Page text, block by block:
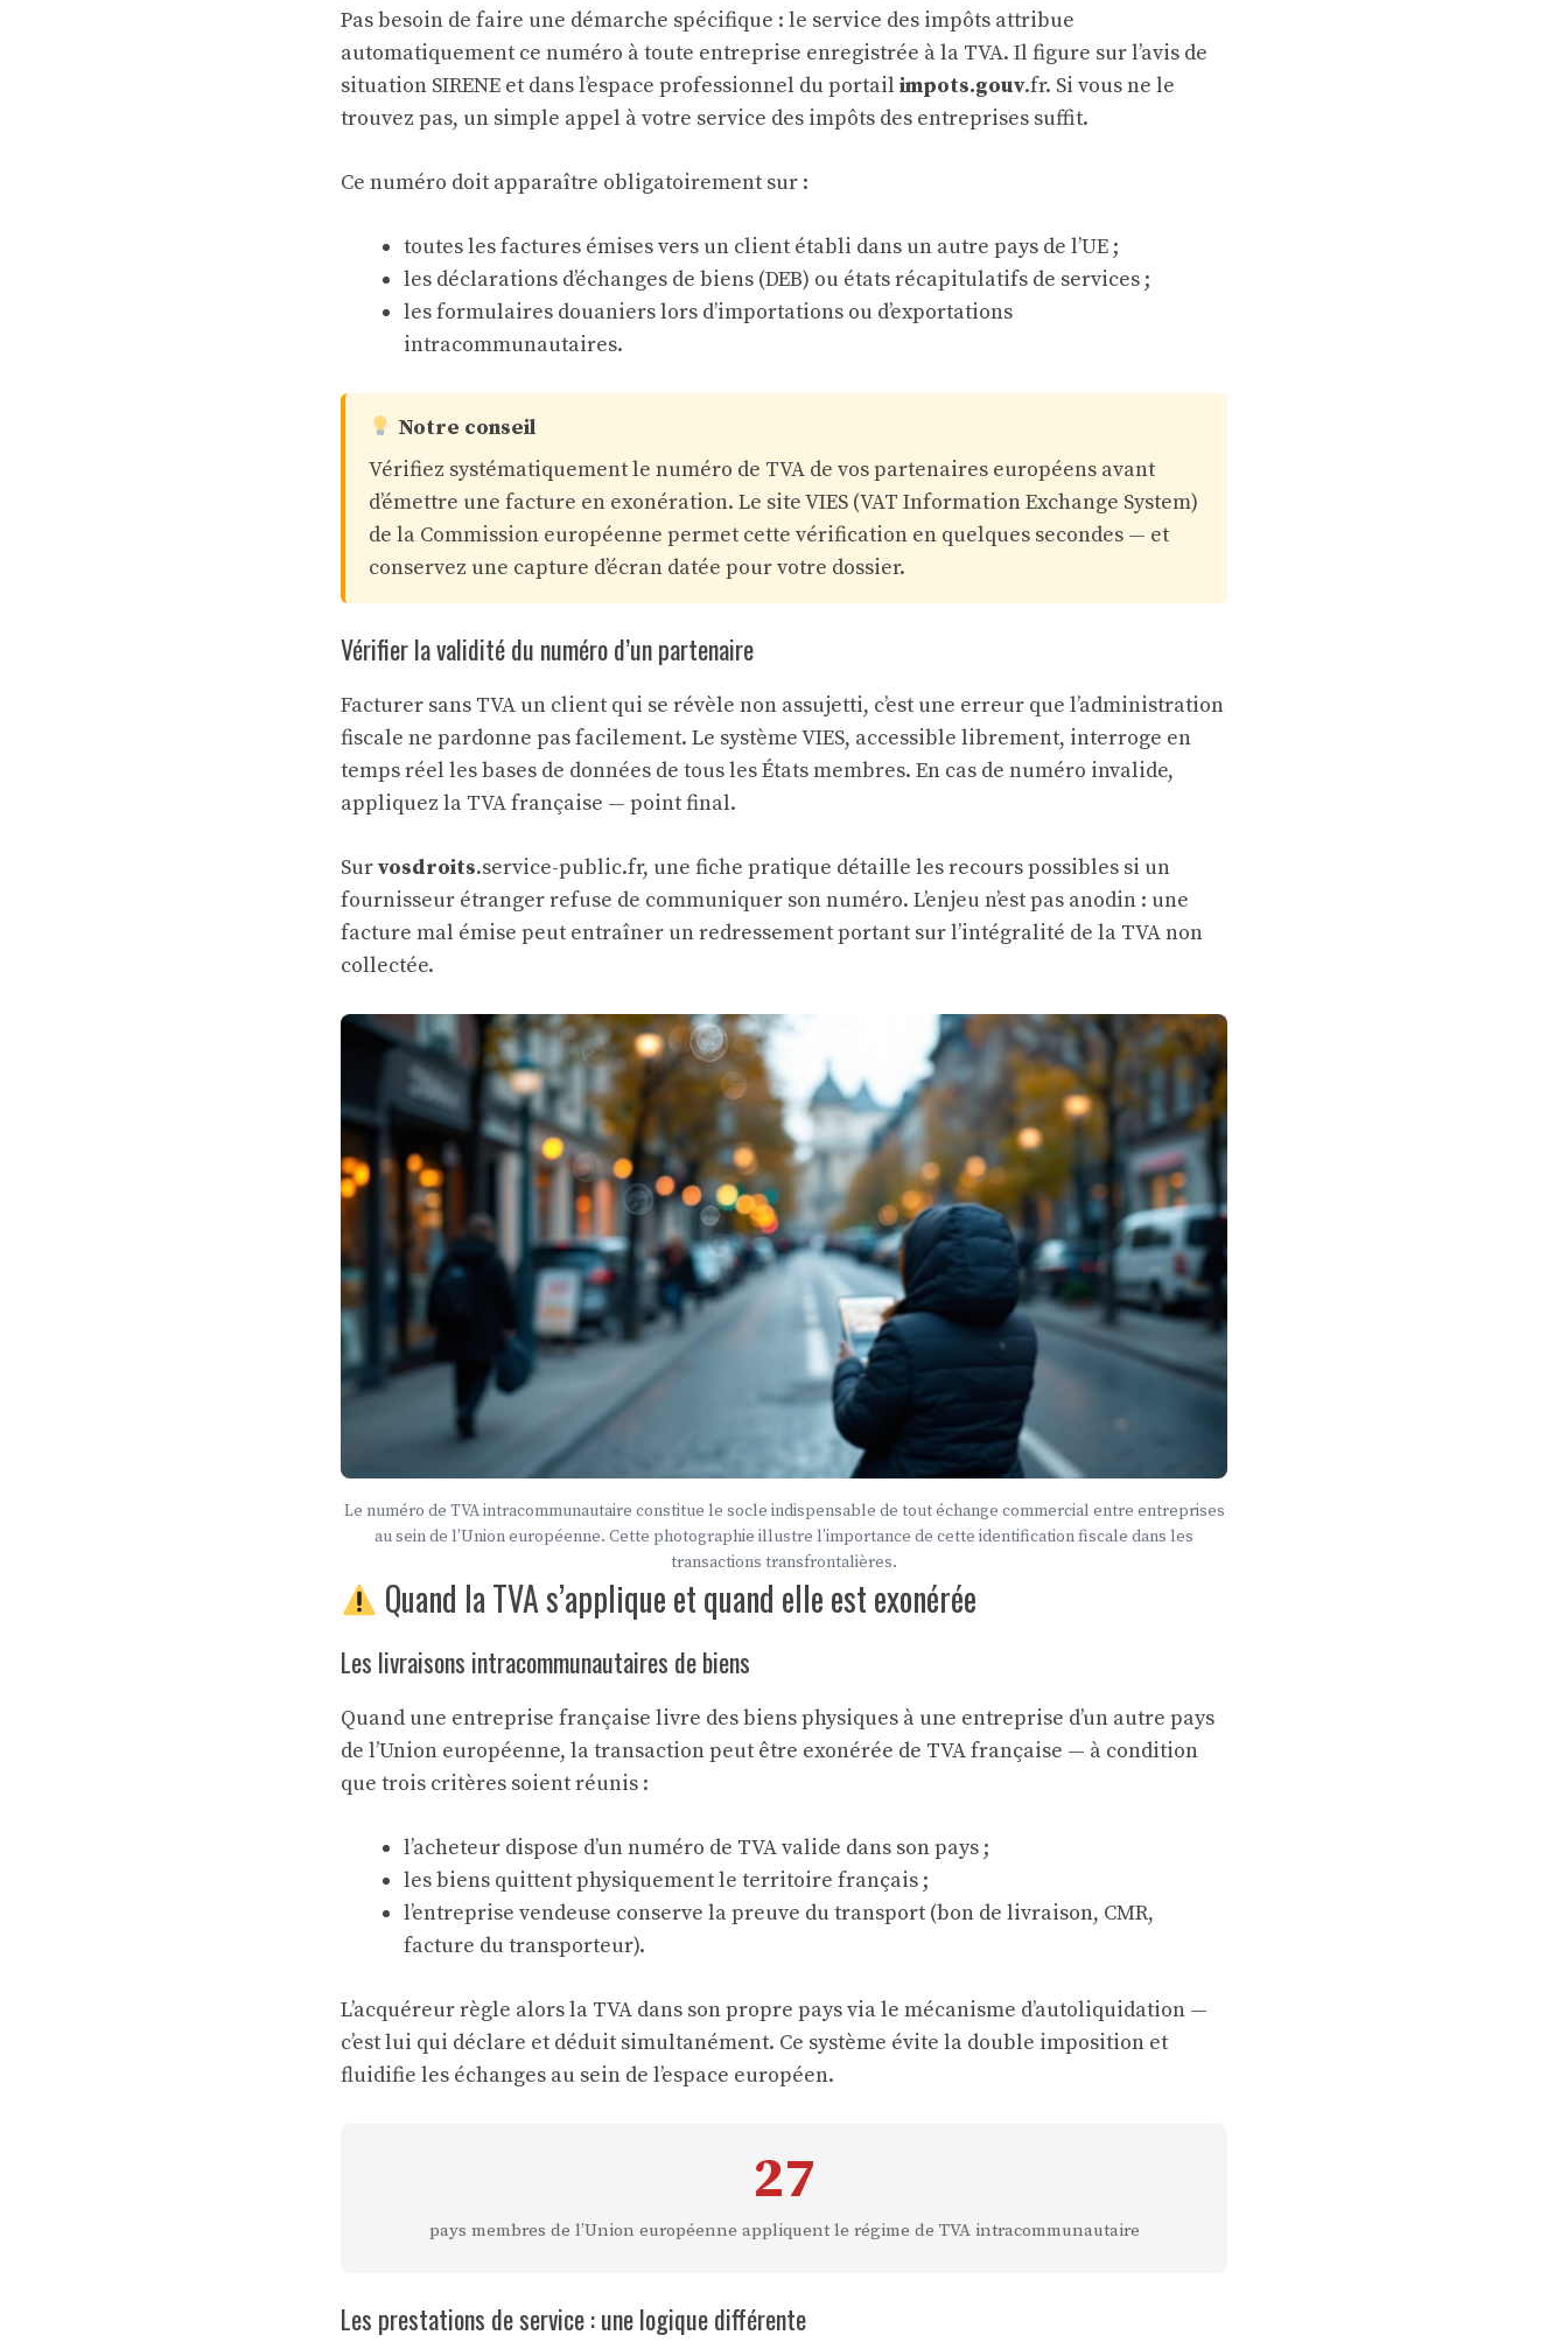
Pas besoin de faire une démarche spécifique : le service des impôts attribue
automatiquement ce numéro à toute entreprise enregistrée à la TVA. Il figure sur l’avis de
situation SIRENE et dans l’espace professionnel du portail impots.gouv.fr. Si vous ne le
trouvez pas, un simple appel à votre service des impôts des entreprises suffit.
Ce numéro doit apparaître obligatoirement sur :
toutes les factures émises vers un client établi dans un autre pays de l’UE ;
les déclarations d’échanges de biens (DEB) ou états récapitulatifs de services ;
les formulaires douaniers lors d’importations ou d’exportations
intracommunautaires.
Notre conseil
Vérifiez systématiquement le numéro de TVA de vos partenaires européens avant
d’émettre une facture en exonération. Le site VIES (VAT Information Exchange System)
de la Commission européenne permet cette vérification en quelques secondes — et
conservez une capture d’écran datée pour votre dossier.
Vérifier la validité du numéro d’un partenaire
Facturer sans TVA un client qui se révèle non assujetti, c’est une erreur que l’administration
fiscale ne pardonne pas facilement. Le système VIES, accessible librement, interroge en
temps réel les bases de données de tous les États membres. En cas de numéro invalide,
appliquez la TVA française — point final.
Survosdroits.service-public.fr, une fiche pratique détaille les recours possibles si un
fournisseur étranger refuse de communiquer son numéro. L’enjeu n’est pas anodin : une
facture mal émise peut entraîner un redressement portant sur l’intégralité de la TVA non
collectée.
Le numéro de TVA intracommunautaire constitue le socle indispensable de tout échange commercial entre entreprises
au sein de l’Union européenne. Cette photographie illustre l’importance de cette identification fiscale dans les
transactions transfrontalières.
Quand la TVA s’applique et quand elle est exonérée
Les livraisons intracommunautaires de biens
Quand une entreprise française livre des biens physiques à une entreprise d’un autre pays
de l’Union européenne, la transaction peut être exonérée de TVA française — à condition
que trois critères soient réunis :
l’acheteur dispose d’un numéro de TVA valide dans son pays ;
les biens quittent physiquement le territoire français ;
l’entreprise vendeuse conserve la preuve du transport (bon de livraison, CMR,
facture du transporteur).
L’acquéreur règle alors la TVA dans son propre pays via le mécanisme d’autoliquidation —
c’est lui qui déclare et déduit simultanément. Ce système évite la double imposition et
fluidifie les échanges au sein de l’espace européen.
27
pays membres de l’Union européenne appliquent le régime de TVA intracommunautaire
Les prestations de service : une logique différente